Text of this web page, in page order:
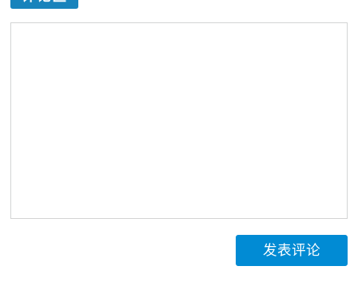
发表评论